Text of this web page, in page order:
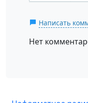
Написать
Нет